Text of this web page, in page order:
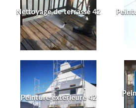
Nettoyage de terrasse 42
Peinture extérieure 42